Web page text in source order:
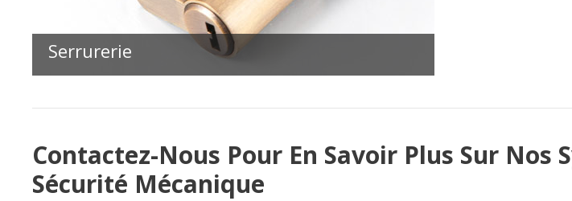
Serrurerie
Contactez-Nous Pour En Savoir Plus Sur Nos
Sécurité Mécanique